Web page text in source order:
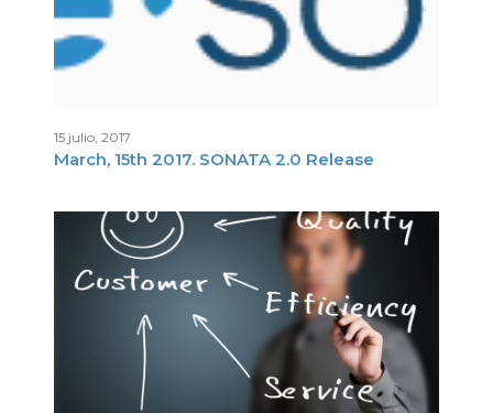
15 julio, 2017
March, 15th 2017. SONATA 2.0 Release